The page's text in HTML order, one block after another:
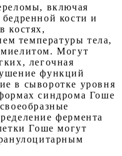
включая
кости и
костях,
температуры тела,
Могут
легочная
функций
в сыворотке уровня
синдрома Гоше
фермента
Гоше могут